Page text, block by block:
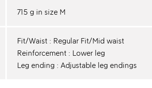
715 g in size M
Fit/Waist : Regular Fit/Mid waist
Reinforcement : Lower leg
Leg ending : Adjustable leg endings